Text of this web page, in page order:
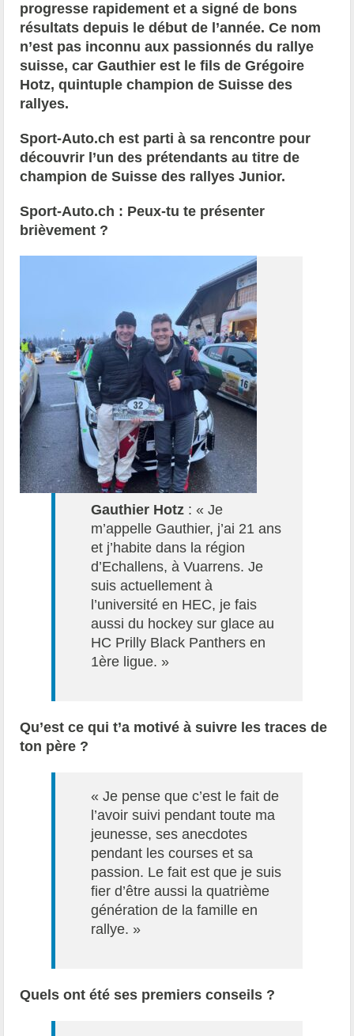
progresse rapidement et a signé de bons
résultats depuis le début de l’année. Ce nom
n’est pas inconnu aux passionnés du rallye
suisse, car Gauthier est le fils de Grégoire
Hotz, quintuple champion de Suisse des
rallyes.
Sport-Auto.ch est parti à sa rencontre pour
découvrir l’un des prétendants au titre de
champion de Suisse des rallyes Junior.
Sport-Auto.ch : Peux-tu te présenter
brièvement ?
Gauthier Hotz : « Je
m’appelle Gauthier, j’ai 21 ans
et j’habite dans la région
d’Echallens, à Vuarrens. Je
suis actuellement à
l’université en HEC, je fais
aussi du hockey sur glace au
HC Prilly Black Panthers en
1ère ligue. »
Qu’est ce qui t’a motivé à suivre les traces de
ton père ?
« Je pense que c’est le fait de
l’avoir suivi pendant toute ma
jeunesse, ses anecdotes
pendant les courses et sa
passion. Le fait est que je suis
fier d’être aussi la quatrième
génération de la famille en
rallye. »
Quels ont été ses premiers conseils ?